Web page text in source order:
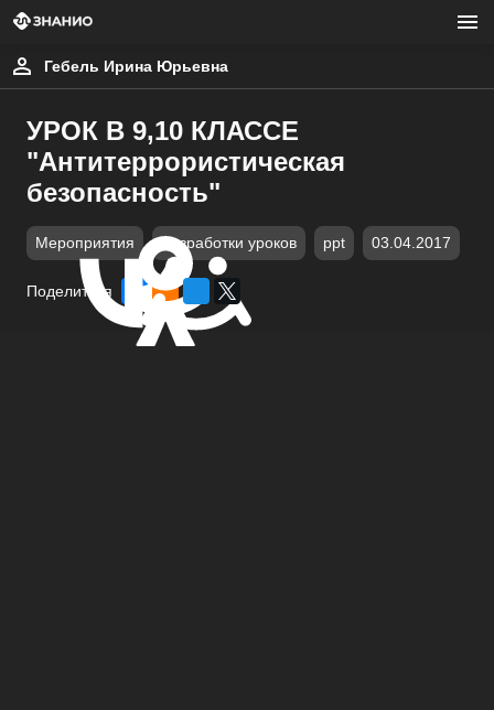
Гебель Ирина Юрьевна
УРОК В 9,10 КЛАССЕ
"Антитеррористическая
безопасность"
Мероприятия Разработки уроков ppt 03.04.2017
Поделиться